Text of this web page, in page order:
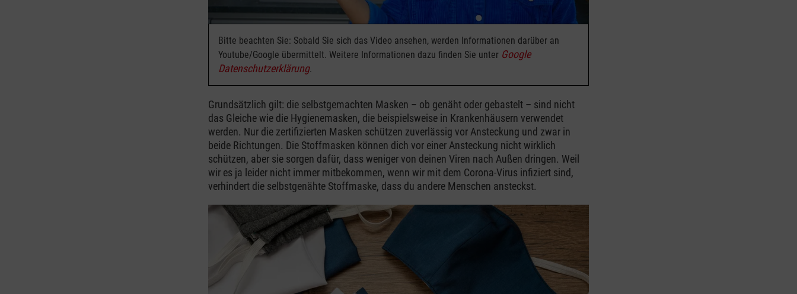
Bitte beachten Sie: Sobald Sie sich das Video ansehen, werden Informationen darüber an
Youtube/Google übermittelt. Weitere Informationen dazu finden Sie unter Google
Datenschutzerklärung.
Grundsätzlich gilt: die selbstgemachten Masken – ob genäht oder gebastelt – sind nicht
das Gleiche wie die Hygienemasken, die beispielsweise in Krankenhäusern verwendet
werden. Nur die zertifizierten Masken schützen zuverlässig vor Ansteckung und zwar in
beide Richtungen. Die Stoffmasken können dich vor einer Ansteckung nicht wirklich
schützen, aber sie sorgen dafür, dass weniger von deinen Viren nach Außen dringen. Weil
wir es ja leider nicht immer mitbekommen, wenn wir mit dem Corona-Virus infiziert sind,
verhindert die selbstgenähte Stoffmaske, dass du andere Menschen ansteckst.